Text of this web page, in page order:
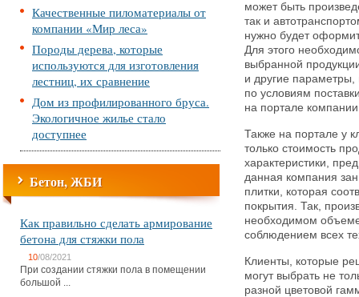
Качественные пиломатериалы от
компании «Мир леса»
Породы дерева, которые
используются для изготовления
лестниц, их сравнение
Дом из профилированного бруса.
Экологичное жилье стало
доступнее
Бетон, ЖБИ
Как правильно сделать армирование
бетона для стяжки пола
10/08/2021
При создании стяжки пола в помещении
большой ...
может быть
так и
нужно будет
Для этого
выбранной
и другие
по условиям
на портале
Также на портале у
только стоимость
характеристики,
данная компания
плитки, которая
покрытия. Так,
необходимом
соблюдением всех
Клиенты, которые
могут выбрать не
разной цветовой